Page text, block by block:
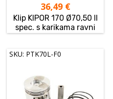
36,49 €
Klip KIPOR 170 Ø70,50 II
spec. s karikama ravni
SKU: PTK70L-F0